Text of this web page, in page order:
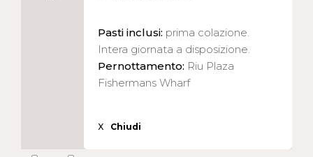
Pasti inclusi: prima colazione.
Intera giornata a disposizione.
Pernottamento: Riu Plaza
Fishermans Wharf
X Chiudi